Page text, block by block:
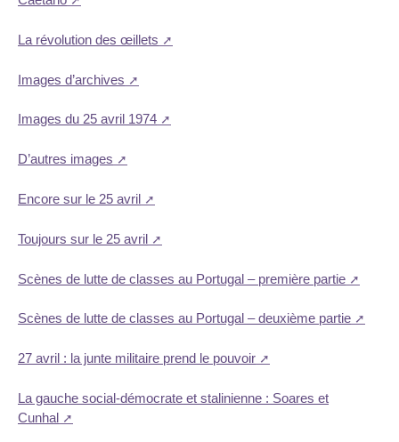
La révolution des œillets
Images d’archives
Images du 25 avril 1974
D’autres images
Encore sur le 25 avril
Toujours sur le 25 avril
Scènes de lutte de classes au Portugal – première partie
Scènes de lutte de classes au Portugal – deuxième partie
27 avril : la junte militaire prend le pouvoir
La gauche social-démocrate et stalinienne : Soares et
Cunhal